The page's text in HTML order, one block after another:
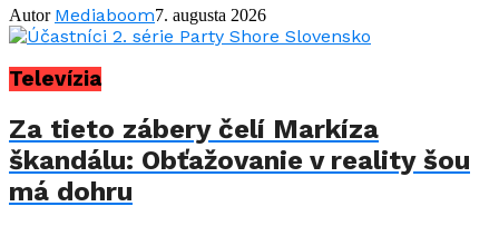
Autor Mediaboom7. augusta 2026
Televízia
Za tieto zábery čelí Markíza
škandálu: Obťažovanie v reality šou
má dohru